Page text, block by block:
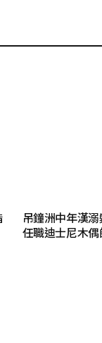
吊鐘洲中年漢
任職迪士尼木